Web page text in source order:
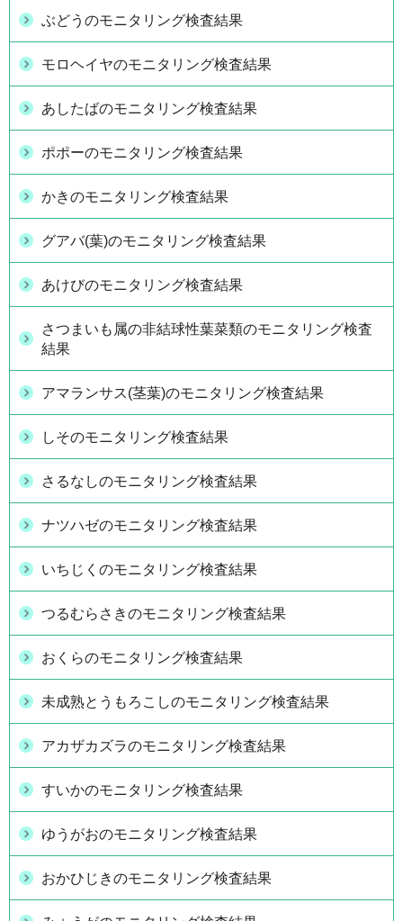
ぶどうのモニタリング検査結果
モロヘイヤのモニタリング検査結果
あしたばのモニタリング検査結果
ポポーのモニタリング検査結果
かきのモニタリング検査結果
グアバ(葉)のモニタリング検査結果
あけびのモニタリング検査結果
さつまいも属の非結球性葉菜類のモニタリング検査
結果
アマランサス(茎葉)のモニタリング検査結果
しそのモニタリング検査結果
さるなしのモニタリング検査結果
ナツハゼのモニタリング検査結果
いちじくのモニタリング検査結果
つるむらさきのモニタリング検査結果
おくらのモニタリング検査結果
未成熟とうもろこしのモニタリング検査結果
アカザカズラのモニタリング検査結果
すいかのモニタリング検査結果
ゆうがおのモニタリング検査結果
おかひじきのモニタリング検査結果